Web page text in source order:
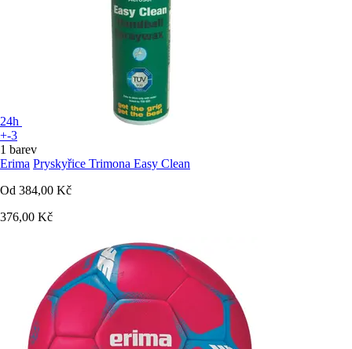
24h
+-3
1 barev
Erima Pryskyřice Trimona Easy Clean
Od 384,00 Kč
376,00 Kč